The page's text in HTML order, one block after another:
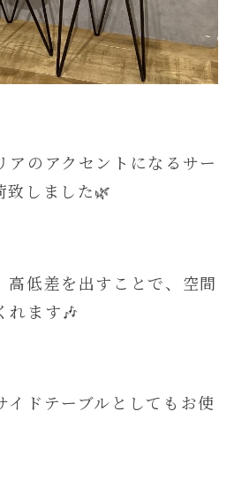
アのアクセントになるサー
致しました🌿
高低差を出すことで、空間
れます🎶
イドテーブルとしてもお使